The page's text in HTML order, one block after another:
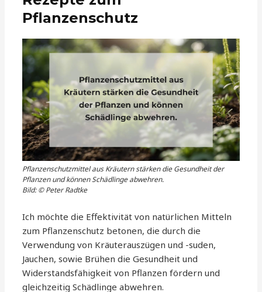
Pflanzenschutz
Pflanzenschutzmittel aus Kräutern stärken die Gesundheit der
Pflanzen und können Schädlinge abwehren.
Bild: © Peter Radtke
Ich möchte die Effektivität von natürlichen Mitteln
zum Pflanzenschutz betonen, die durch die
Verwendung von Kräuterauszügen und -suden,
Jauchen, sowie Brühen die Gesundheit und
Widerstandsfähigkeit von Pflanzen fördern und
gleichzeitig Schädlinge abwehren.